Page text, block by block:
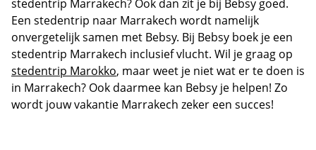
stedentrip Marrakech? Ook dan zit je bij Bebsy goed.
Een stedentrip naar Marrakech wordt namelijk
onvergetelijk samen met Bebsy. Bij Bebsy boek je een
stedentrip Marrakech inclusief vlucht. Wil je graag op
stedentrip Marokko, maar weet je niet wat er te doen is
in Marrakech? Ook daarmee kan Bebsy je helpen! Zo
wordt jouw vakantie Marrakech zeker een succes!